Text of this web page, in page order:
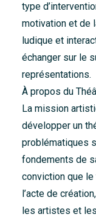
type
motivation et de
ludique et
échanger sur le
représentations.
À propos du
La mission
développer un
problématiques
fondements de
conviction que
l’acte de
les artistes et